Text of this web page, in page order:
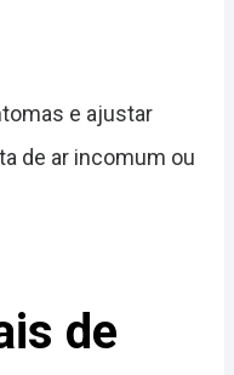
e ajustar
de ar incomum ou
de